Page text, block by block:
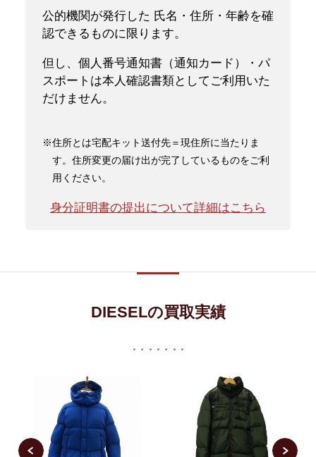
公的機関が発行した 氏名・住所・年齢を確
認できるものに限ります。
但し、個人番号通知書（通知カード）・パ
スポートは本人確認書類としてご利用いた
だけません。
※住所とは宅配キット送付先＝現住所に当たりま
す。住所変更の届け出が完了しているものをご利
用ください。
身分証明書の提出について詳細はこちら
DIESELの買取実績